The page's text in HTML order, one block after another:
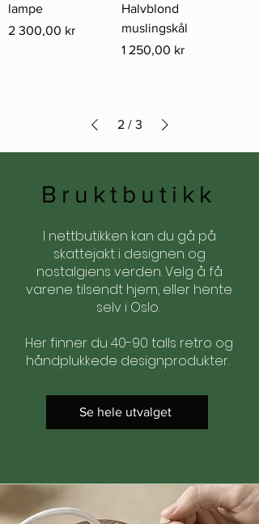
lampe
Pris
2 300,00 kr
Halvblond
muslingskål
Pris
1 250,00 kr
2 / 3
Bruktbutikk
I nettbutikken kan du gå på
skattejakt i designen og
nostalgiens verden. Velg å få
varene tilsendt hjem, eller hente
selv i Oslo.
Her finner du 40-90 talls retro og
håndplukkede designprodukter.
Se hele utvalget